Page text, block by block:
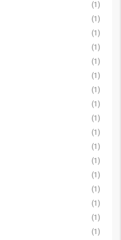
(1)
(1)
(1)
(1)
(1)
(1)
(1)
(1)
(1)
(1)
(1)
(1)
(1)
(1)
(1)
(1)
(1)